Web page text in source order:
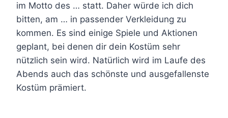
im Motto des … statt. Daher würde ich dich
bitten, am … in passender Verkleidung zu
kommen. Es sind einige Spiele und Aktionen
geplant, bei denen dir dein Kostüm sehr
nützlich sein wird. Natürlich wird im Laufe des
Abends auch das schönste und ausgefallenste
Kostüm prämiert.